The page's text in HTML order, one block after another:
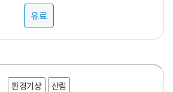
유료
해양농축수산 농식품
재정금융 농식품
재정금융 농식품
해양농축수산 농식품
보건의료 라이프로그
환경기상 산림